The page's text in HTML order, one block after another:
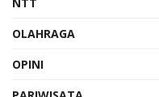
OLAHRAGA
OPINI